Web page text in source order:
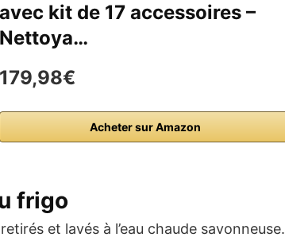
avec kit de 17 accessoires –
Nettoya…
179,98€
Acheter sur Amazon
frigo
et lavés à l’eau chaude savonneuse.